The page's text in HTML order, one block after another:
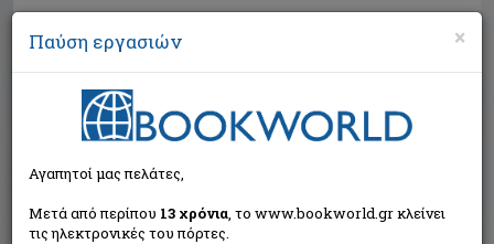
Αναζήτηση
×
Παύση εργασιών
Αγαπητοί μας πελάτες,
Μετά από περίπου 13 χρόνια, το www.bookworld.gr κλείνει
τις ηλεκτρονικές του πόρτες.